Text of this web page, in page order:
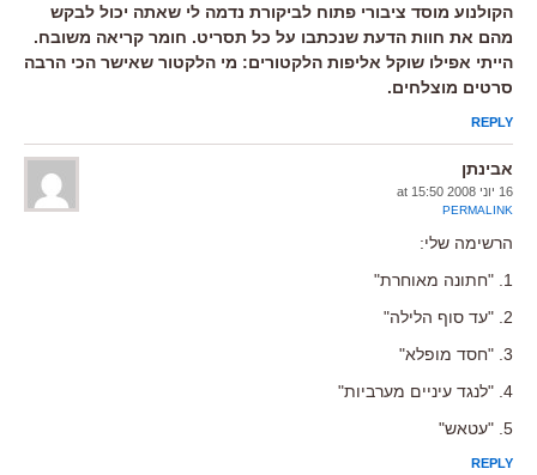
הקולנוע מוסד ציבורי פתוח לביקורת נדמה לי שאתה יכול לבקש
מהם את חוות הדעת שנכתבו על כל תסריט. חומר קריאה משובח.
הייתי אפילו שוקל אליפות הלקטורים: מי הלקטור שאישר הכי הרבה
סרטים מוצלחים.
REPLY
אבינתן
16 יוני 2008 at 15:50
PERMALINK
הרשימה שלי:
1. "חתונה מאוחרת"
2. "עד סוף הלילה"
3. "חסד מופלא"
4. "לנגד עיניים מערביות"
5. "עטאש"
REPLY